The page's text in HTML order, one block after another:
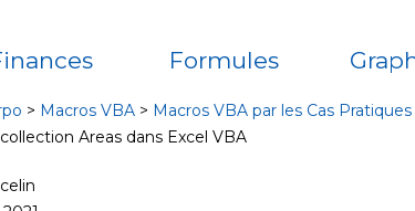
Formules
> Macros VBA > Macros VBA par les Cas Pratiques
Areas dans Excel VBA